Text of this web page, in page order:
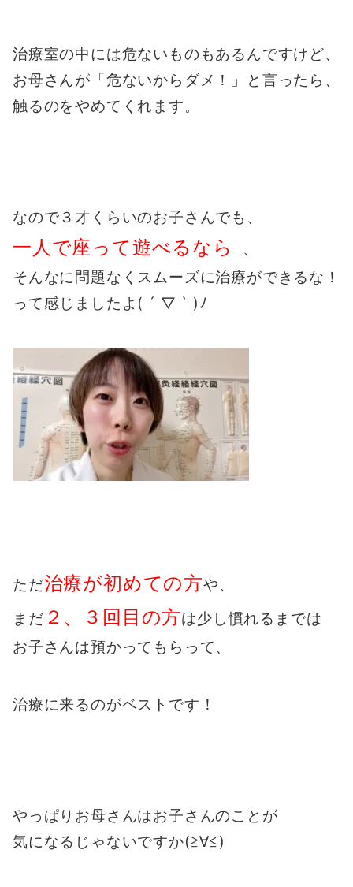
治療室の中には危ないものもあるんですけど、
お母さんが「危ないからダメ！」と言ったら、
触るのをやめてくれます。
なので３才くらいのお子さんでも、
一人で座って遊べるなら
、
そんなに問題なく スムーズに治療ができるな！
って感じましたよ( ´ ▽ ` )ﾉ
ただ治療が初めての方や、
まだ ２、３回目の方は少し慣れるまでは
お子さんは預かってもらって、
治療に来るのがベストです！
やっぱりお母さんはお子さんのことが
気になるじゃないですか(≧∀≦)